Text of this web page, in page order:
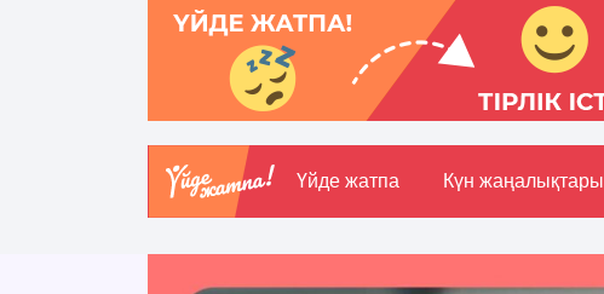
Үйде жатпа Күн жаңалықтары